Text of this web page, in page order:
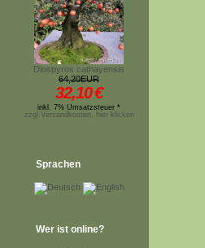
Diospyros cathayensis
64,20EUR
32,10€
inkl. 7% Umsatzsteuer *
zzgl.Versandkosten, hier klicken
Sprachen
Wer ist online?